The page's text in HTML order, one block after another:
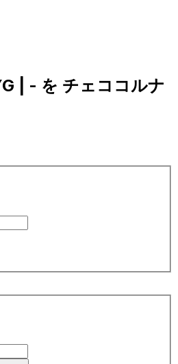
| - を チェココルナ